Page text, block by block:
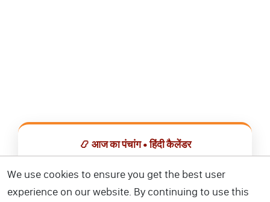
📿 आज का पंचांग • हिंदी कैलेंडर
📅 हिंदी कैलेंडर ऐप डाउनलोड करें
We use cookies to ensure you get the best user
experience on our website. By continuing to use this